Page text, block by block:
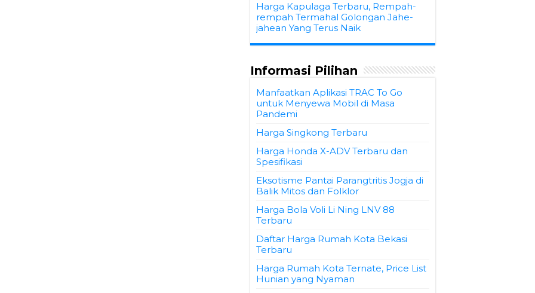
Harga Kapulaga Terbaru, Rempah-
rempah Termahal Golongan Jahe-
jahean Yang Terus Naik
Informasi Pilihan
Manfaatkan Aplikasi TRAC To Go
untuk Menyewa Mobil di Masa
Pandemi
Harga Singkong Terbaru
Harga Honda X-ADV Terbaru dan
Spesifikasi
Eksotisme Pantai Parangtritis Jogja di
Balik Mitos dan Folklor
Harga Bola Voli Li Ning LNV 88
Terbaru
Daftar Harga Rumah Kota Bekasi
Terbaru
Harga Rumah Kota Ternate, Price List
Hunian yang Nyaman